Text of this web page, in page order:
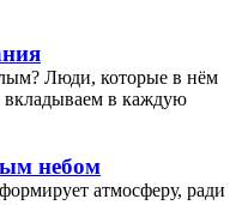
Люди, которые в нём
в каждую
небом
атмосферу, ради